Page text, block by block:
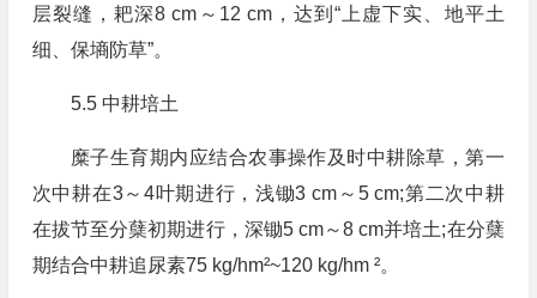
层裂缝，耙深8 cm～12 cm，达到“上虚下实、地平土
细、保墒防草”。
5.5 中耕培土
糜子生育期内应结合农事操作及时中耕除草，第一
次中耕在3～4叶期进行，浅锄3 cm～5 cm;第二次中耕
在拔节至分蘖初期进行，深锄5 cm～8 cm并培土;在分蘖
期结合中耕追尿素75 kg/hm²~120 kg/hm ²。